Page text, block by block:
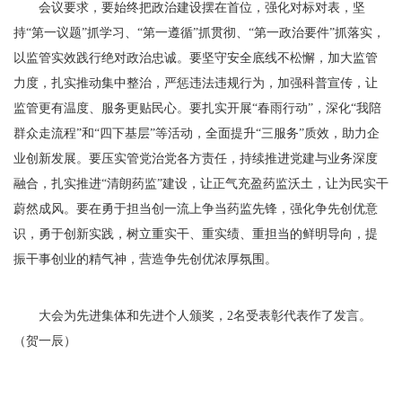
会议要求，要始终把政治建设摆在首位，强化对标对表，坚
持“第一议题”抓学习、“第一遵循”抓贯彻、“第一政治要件”抓落实，
以监管实效践行绝对政治忠诚。要坚守安全底线不松懈，加大监管
力度，扎实推动集中整治，严惩违法违规行为，加强科普宣传，让
监管更有温度、服务更贴民心。要扎实开展“春雨行动”，深化“我陪
群众走流程”和“四下基层”等活动，全面提升“三服务”质效，助力企
业创新发展。要压实管党治党各方责任，持续推进党建与业务深度
融合，扎实推进“清朗药监”建设，让正气充盈药监沃土，让为民实干
蔚然成风。要在勇于担当创一流上争当药监先锋，强化争先创优意
识，勇于创新实践，树立重实干、重实绩、重担当的鲜明导向，提
振干事创业的精气神，营造争先创优浓厚氛围。
大会为先进集体和先进个人颁奖，2名受表彰代表作了发言。
（贺一辰）